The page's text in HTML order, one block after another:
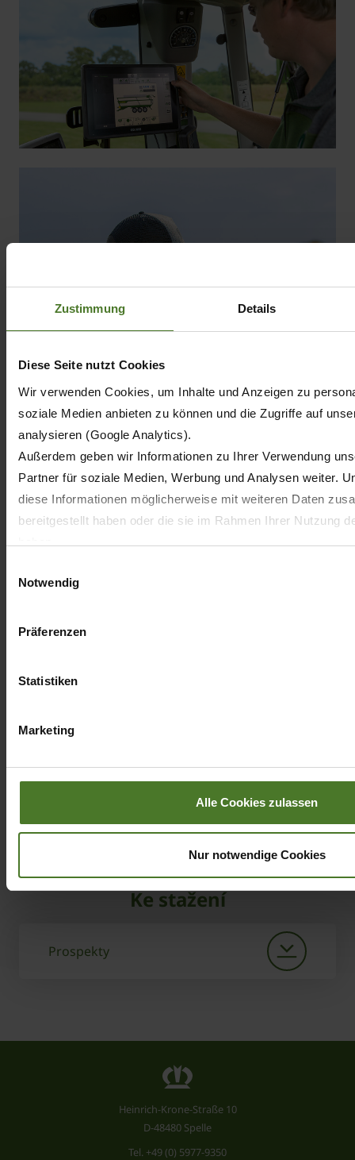
Zustimmung Details
Diese Seite nutzt Cookies
Wir verwenden Cookies, um Inhalte und Anzeigen zu
soziale Medien anbieten zu können und die Zugriffe auf
analysieren (Google Analytics).
Außerdem geben wir Informationen zu Ihrer Verwendung
Partner für soziale Medien, Werbung und Analysen weiter.
diese Informationen möglicherweise mit weiteren Daten
bereitgestellt haben oder die sie im Rahmen Ihrer Nutzung
EU mit abweichenden Datenschutzbestimmungen ein,
kann.
Notwendig
Präferenzen
Statistiken
Marketing
Alle Cookies zulassen
Nur notwendige Cookies
Vždy aktuální
Ke stažení
Prospekty
Heinrich-Krone-Straße 10
D-48480 Spelle
Tel. +49 (0) 5977-9350